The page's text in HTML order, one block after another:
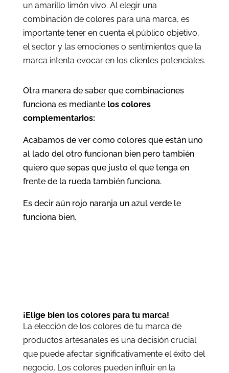
un amarillo limón vivo. Al elegir una
combinación de colores para una marca, es
importante tener en cuenta el público objetivo,
el sector y las emociones o sentimientos que la
marca intenta evocar en los clientes potenciales.
Otra manera de saber que combinaciones
funciona es mediante los colores
complementarios:
Acabamos de ver como colores que están uno
al lado del otro funcionan bien pero también
quiero que sepas que justo el que tenga en
frente de la rueda también funciona.
Es decir aún rojo naranja un azul verde le
funciona bien.
¡Elige bien los colores para tu marca!
La elección de los colores de tu marca de
productos artesanales es una decisión crucial
que puede afectar significativamente el éxito del
negocio. Los colores pueden influir en la